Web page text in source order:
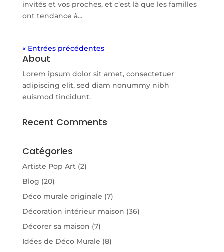
invités et vos proches, et c’est là que les familles
ont tendance à...
« Entrées précédentes
About
Lorem ipsum dolor sit amet, consectetuer
adipiscing elit, sed diam nonummy nibh
euismod tincidunt.
Recent Comments
Catégories
Artiste Pop Art (2)
Blog (20)
Déco murale originale (7)
Décoration intérieur maison (36)
Décorer sa maison (7)
Idées de Déco Murale (8)